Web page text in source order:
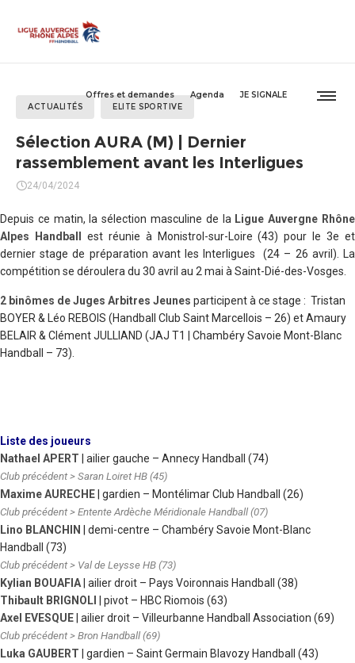
Offres et demandes Agenda
JE SIGNALE
ACTUALITÉS
ELITE SPORTIVE
Sélection AURA (M) | Dernier
rassemblement avant les Interligues
24/04/2024
Depuis ce matin, la sélection masculine de la Ligue Auvergne Rhône
Alpes Handball est réunie à Monistrol-sur-Loire (43) pour le 3e et
dernier stage de préparation avant les Interligues (24 – 26 avril). La
compétition se déroulera du 30 avril au 2 mai à Saint-Dié-des-Vosges.
2 binômes de Juges Arbitres Jeunes participent à ce stage : Tristan
BOYER & Léo REBOIS (Handball Club Saint Marcellois – 26) et Amaury
BELAIR & Clément JULLIAND (JAJ T1 | Chambéry Savoie Mont-Blanc
Handball – 73).
Liste des joueurs
Nathael APERT | ailier gauche – Annecy Handball (74)
Club précédent > Saran Loiret HB (45)
Maxime AURECHE | gardien – Montélimar Club Handball (26)
Club précédent > Entente Ardèche Méridionale Handball (07)
Lino BLANCHIN
| demi-centre – Chambéry Savoie Mont-Blanc
Handball (73)
Club précédent > Val de Leysse HB (73)
Kylian BOUAFIA | ailier droit – Pays Voironnais Handball (38)
Thibault BRIGNOLI
| pivot – HBC Riomois (63)
Axel EVESQUE | ailier droit – Villeurbanne Handball Association (69)
Club précédent > Bron Handball (69)
Luka GAUBERT | gardien – Saint Germain Blavozy Handball (43)